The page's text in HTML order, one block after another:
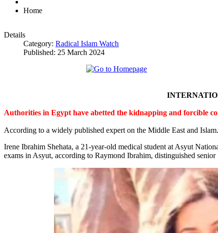
Home
Details
Category: Radical Islam Watch
Published: 25 March 2024
Authorities in Egypt have abetted the kidnapping and forcible
According to a widely published expert on the Middle East and Islam.
Irene Ibrahim Shehata, a 21-year-old medical student at Asyut
exams in Asyut, according to Raymond Ibrahim, distinguished